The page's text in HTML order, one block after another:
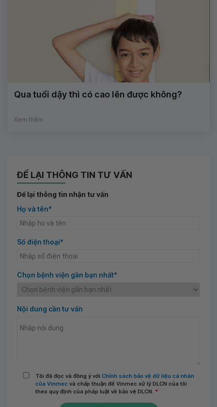
Qua tuổi dậy thì có cao lên được không?
Xem thêm
ĐỂ LẠI THÔNG TIN TƯ VẤN
Để lại thông tin nhận tư vấn
Họ và tên*
Số điện thoại*
Chọn bệnh viện gần bạn nhất*
Nội dung cần tư vấn
Tôi đã đọc và đồng ý với Chính sách bảo vệ dữ liệu cá nhân
của Vinmec và chấp thuận để Vinmec xử lý DLCN của tôi
theo quy định của pháp luật về bảo vệ DLCN. *